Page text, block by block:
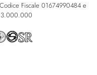
Fiscale 01674990484 e
3.000.000